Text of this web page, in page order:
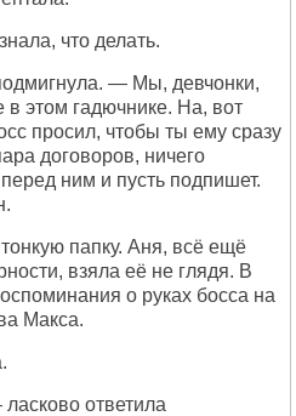
что делать.
— Мы, девчонки,
этом гадючнике. На, вот
просил, чтобы ты ему сразу
договоров, ничего
ним и пусть подпишет.
папку. Аня, всё ещё
взяла её не глядя. В
о руках босса на
Макса.
ответила